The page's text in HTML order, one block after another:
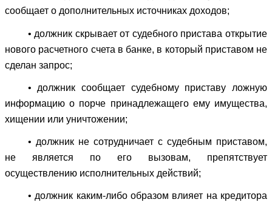
сообщает о дополнительных источниках доходов;
• должник скрывает от судебного пристава открытие
нового расчетного счета в банке, в который приставом не
сделан запрос;
• должник сообщает судебному приставу ложную
информацию о порче принадлежащего ему имущества,
хищении или уничтожении;
• должник не сотрудничает с судебным приставом,
не является по его вызовам, препятствует
осуществлению исполнительных действий;
• должник каким-либо образом влияет на кредитора